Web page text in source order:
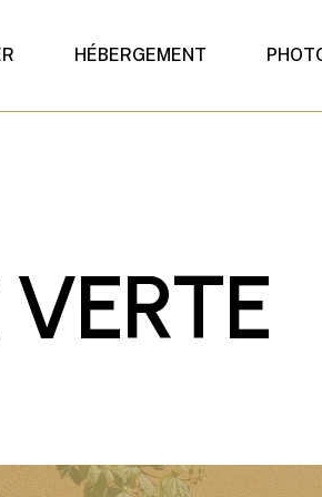
HÉBERGEMENT